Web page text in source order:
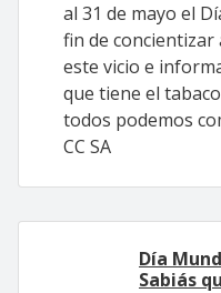
al 31 de mayo el
fin de
este vicio e
que tiene el
todos podemos
CC SA
Día
Sabiás